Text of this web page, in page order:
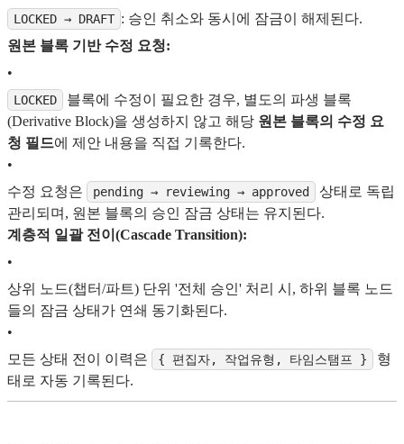
LOCKED → DRAFT : 승인 취소와 동시에 잠금이 해제된다.
원본 블록 기반 수정 요청:
•
LOCKED
블록에 수정이 필요한 경우, 별도의 파생 블록
(Derivative Block)을 생성하지 않고 해당 원본 블록의 수정 요
청 필드에 제안 내용을 직접 기록한다.
•
수정 요청은
pending → reviewing → approved
상태로 독립
관리되며, 원본 블록의 승인 잠금 상태는 유지된다.
계층적 일괄 전이(Cascade Transition):
•
상위 노드(챕터/파트) 단위 '전체 승인' 처리 시, 하위 블록 노드
들의 잠금 상태가 연쇄 동기화된다.
•
모든 상태 전이 이력은
{ 편집자, 작업유형, 타임스탬프 }
형
태로 자동 기록된다.